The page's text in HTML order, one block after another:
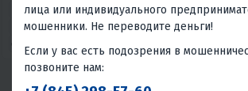
150 16
Механика
4T
Нет
300
29
Механика
4T
лица или индивидуального
мошенники. Не переводите деньги!
Если у вас есть подозрения в
позвоните нам: